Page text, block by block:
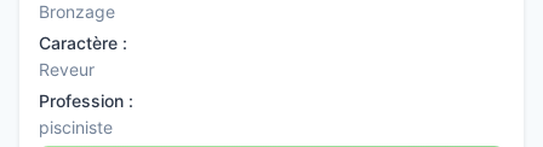
Bronzage
Caractère :
Reveur
Profession :
pisciniste